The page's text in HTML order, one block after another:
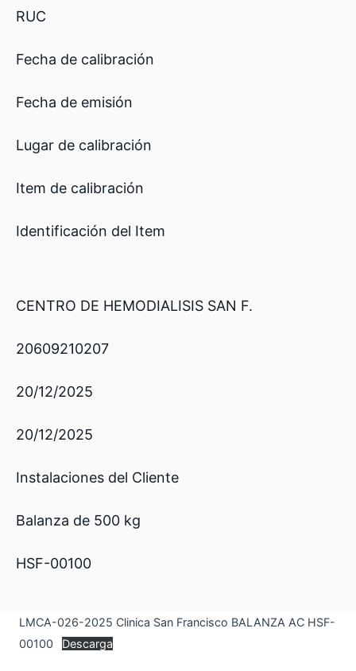
RUC
Fecha de calibración
Fecha de emisión
Lugar de calibración
Item de calibración
Identificación del Item
CENTRO DE HEMODIALISIS SAN F.
20609210207
20/12/2025
20/12/2025
Instalaciones del Cliente
Balanza de 500 kg
HSF-00100
LMCA-026-2025 Clinica San Francisco BALANZA AC HSF-
00100
Descarga